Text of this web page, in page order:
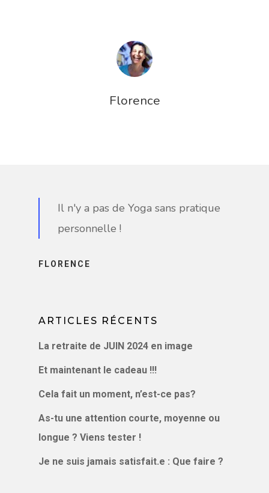
Florence
Il n'y a pas de Yoga sans pratique
personnelle !
FLORENCE
ARTICLES RÉCENTS
La retraite de JUIN 2024 en image
Et maintenant le cadeau !!!
Cela fait un moment, n’est-ce pas?
As-tu une attention courte, moyenne ou
longue ? Viens tester !
Je ne suis jamais satisfait.e : Que faire ?
EN LIGNE
VIDÉOS
PODCAST